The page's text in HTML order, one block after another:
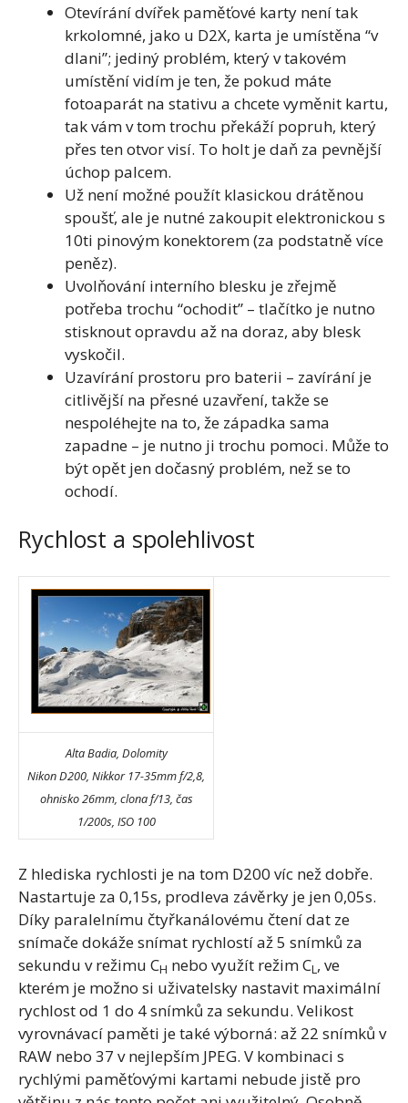
Otevírání dvířek paměťové karty není tak
krkolomné, jako u D2X, karta je umístěna “v
dlani”; jediný problém, který v takovém
umístění vidím je ten, že pokud máte
fotoaparát na stativu a chcete vyměnit kartu,
tak vám v tom trochu překáží popruh, který
přes ten otvor visí. To holt je daň za pevnější
úchop palcem.
Už není možné použít klasickou drátěnou
spoušť, ale je nutné zakoupit elektronickou s
10ti pinovým konektorem (za podstatně více
peněz).
Uvolňování interního blesku je zřejmě
potřeba trochu “ochodit” – tlačítko je nutno
stisknout opravdu až na doraz, aby blesk
vyskočil.
Uzavírání prostoru pro baterii – zavírání je
citlivější na přesné uzavření, takže se
nespoléhejte na to, že západka sama
zapadne – je nutno ji trochu pomoci. Může to
být opět jen dočasný problém, než se to
ochodí.
Rychlost a spolehlivost
Alta Badia, Dolomity
Nikon D200, Nikkor 17-35mm f/2,8,
ohnisko 26mm, clona f/13, čas
1/200s, ISO 100
Z hlediska rychlosti je na tom D200 víc než dobře.
Nastartuje za 0,15s, prodleva závěrky je jen 0,05s.
Díky paralelnímu čtyřkanálovému čtení dat ze
snímače dokáže snímat rychlostí až 5 snímků za
sekundu v režimu CH nebo využít režim CL, ve
kterém je možno si uživatelsky nastavit maximální
rychlost od 1 do 4 snímků za sekundu. Velikost
vyrovnávací paměti je také výborná: až 22 snímků v
RAW nebo 37 v nejlepším JPEG. V kombinaci s
rychlými paměťovými kartami nebude jistě pro